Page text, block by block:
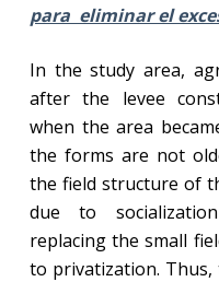
para eliminar el
In the study area,
after the levee
when the area
the forms are not
the field structure of
due to
replacing the small
to privatization.